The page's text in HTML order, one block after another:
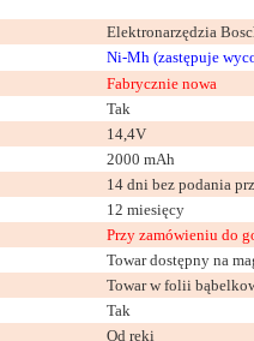
Elektronarzędzia
Ni-Mh (zastępuje
Fabrycznie nowa
Tak
14,4V
2000 mAh
14 dni bez podania
12 miesięcy
Przy zamówieniu do
Towar dostępny na
Towar w folii
Tak
Od ręki